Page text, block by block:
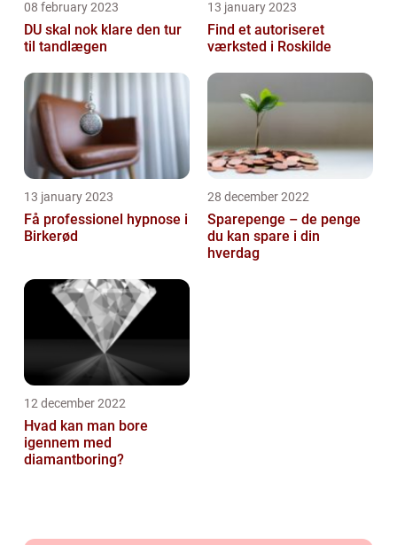
08 february 2023
DU skal nok klare den tur
til tandlægen
13 january 2023
Find et autoriseret
værksted i Roskilde
13 january 2023
Få professionel hypnose i
Birkerød
28 december 2022
Sparepenge – de penge
du kan spare i din
hverdag
12 december 2022
Hvad kan man bore
igennem med
diamantboring?